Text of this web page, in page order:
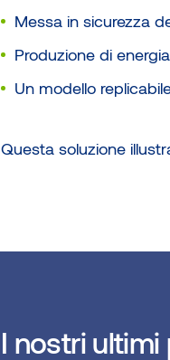
Messa in sicurezza
Produzione di
Un modello
Questa soluzione
I nostri